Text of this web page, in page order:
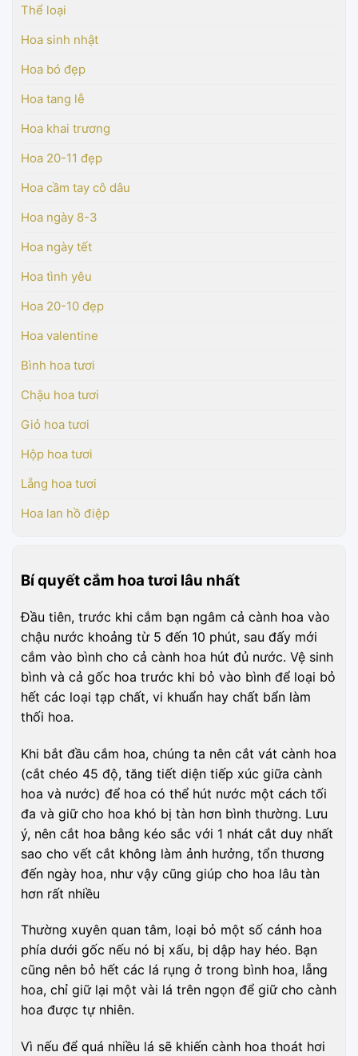
Thể loại
Hoa sinh nhật
Hoa bó đẹp
Hoa tang lễ
Hoa khai trương
Hoa 20-11 đẹp
Hoa cầm tay cô dâu
Hoa ngày 8-3
Hoa ngày tết
Hoa tình yêu
Hoa 20-10 đẹp
Hoa valentine
Bình hoa tươi
Chậu hoa tươi
Giỏ hoa tươi
Hộp hoa tươi
Lẵng hoa tươi
Hoa lan hồ điệp
Bí quyết cắm hoa tươi lâu nhất
Đầu tiên, trước khi cắm bạn ngâm cả cành hoa vào
chậu nước khoảng từ 5 đến 10 phút, sau đấy mới
cắm vào bình cho cả cành hoa hút đủ nước. Vệ sinh
bình và cả gốc hoa trước khi bỏ vào bình để loại bỏ
hết các loại tạp chất, vi khuẩn hay chất bẩn làm
thối hoa.
Khi bắt đầu cắm hoa, chúng ta nên cắt vát cành hoa
(cắt chéo 45 độ, tăng tiết diện tiếp xúc giữa cành
hoa và nước) để hoa có thể hút nước một cách tối
đa và giữ cho hoa khó bị tàn hơn bình thường. Lưu
ý, nên cắt hoa bằng kéo sắc với 1 nhát cắt duy nhất
sao cho vết cắt không làm ảnh hưởng, tổn thương
đến ngày hoa, như vậy cũng giúp cho hoa lâu tàn
hơn rất nhiều
Thường xuyên quan tâm, loại bỏ một số cánh hoa
phía dưới gốc nếu nó bị xấu, bị dập hay héo. Bạn
cũng nên bỏ hết các lá rụng ở trong bình hoa, lẵng
hoa, chỉ giữ lại một vài lá trên ngọn để giữ cho cành
hoa được tự nhiên.
Vì nếu để quá nhiều lá sẽ khiến cành hoa thoát hơi